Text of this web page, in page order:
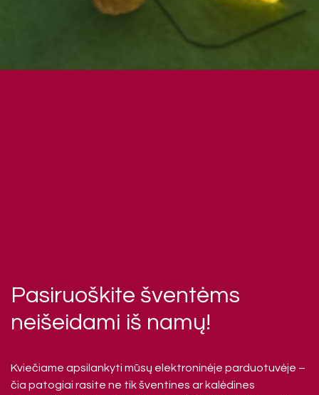
Pasiruoškite šventėms
neišeidami iš namų!
Kviečiame apsilankyti mūsų elektroninėje parduotuvėje –
čia patogiai rasite ne tik šventines ar kalėdines